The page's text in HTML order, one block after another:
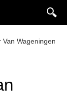
Van Wageningen